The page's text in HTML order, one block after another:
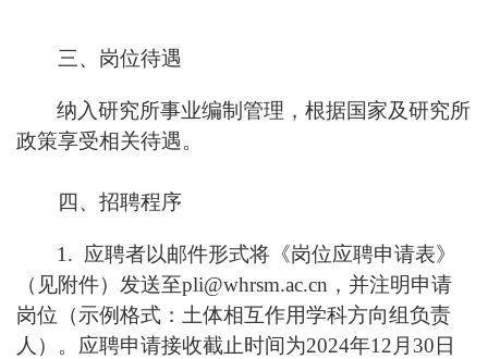
三、岗位待遇
纳入研究所事业编制管理，根据国家及研究所
政策享受相关待遇。
四、招聘程序
1. 应聘者以邮件形式将《岗位应聘申请表》
（见附件）发送至pli@whrsm.ac.cn，并注明申请
岗位（示例格式：土体相互作用学科方向组负责
人）。应聘申请接收截止时间为2024年12月 30 日